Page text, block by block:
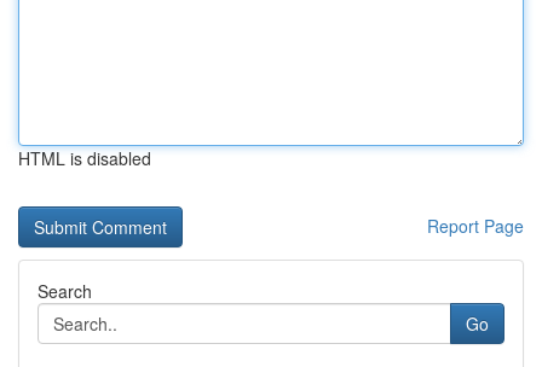
HTML is disabled
Report Page
Search
Go